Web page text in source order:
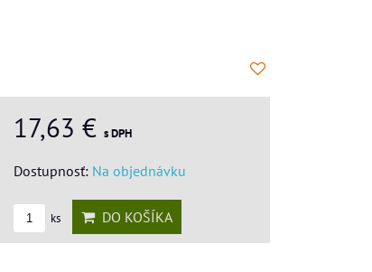
17,63 €s DPH
Dostupnosť: Na objednávku
ks DO KOŠÍKA